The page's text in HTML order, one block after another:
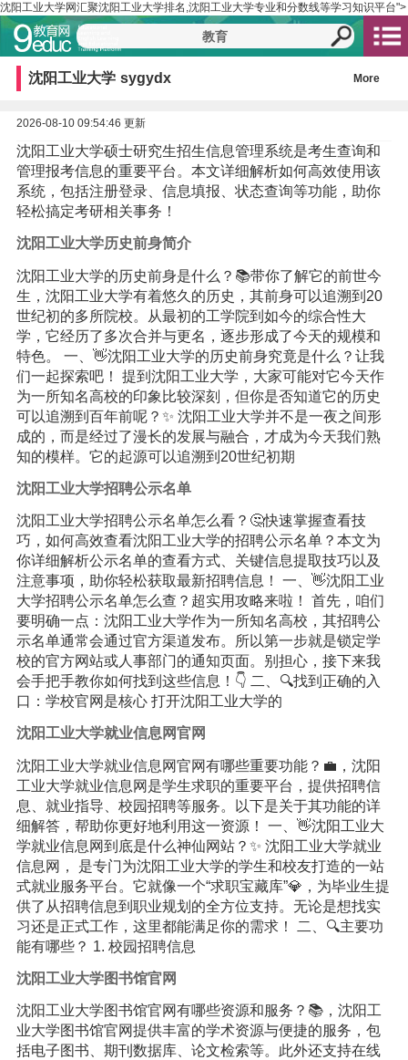
沈阳工业大学网汇聚沈阳工业大学排名,沈阳工业大学专业和分数线等学习知识平台">
沈阳工业大学 sygydx More
2026-08-10 09:54:46 更新
沈阳工业大学硕士研究生招生信息管理系统是考生查询和
管理报考信息的重要平台。本文详细解析如何高效使用该
系统，包括注册登录、信息填报、状态查询等功能，助你
轻松搞定考研相关事务！
沈阳工业大学历史前身简介
沈阳工业大学的历史前身是什么？📚带你了解它的前世今
生，沈阳工业大学有着悠久的历史，其前身可以追溯到20
世纪初的多所院校。从最初的工学院到如今的综合性大
学，它经历了多次合并与更名，逐步形成了今天的规模和
特色。 一、👋沈阳工业大学的历史前身究竟是什么？让我
们一起探索吧！ 提到沈阳工业大学，大家可能对它今天作
为一所知名高校的印象比较深刻，但你是否知道它的历史
可以追溯到百年前呢？✨ 沈阳工业大学并不是一夜之间形
成的，而是经过了漫长的发展与融合，才成为今天我们熟
知的模样。它的起源可以追溯到20世纪初期
沈阳工业大学招聘公示名单
沈阳工业大学招聘公示名单怎么看？🤔快速掌握查看技
巧，如何高效查看沈阳工业大学的招聘公示名单？本文为
你详细解析公示名单的查看方式、关键信息提取技巧以及
注意事项，助你轻松获取最新招聘信息！ 一、👋沈阳工业
大学招聘公示名单怎么查？超实用攻略来啦！ 首先，咱们
要明确一点：沈阳工业大学作为一所知名高校，其招聘公
示名单通常会通过官方渠道发布。所以第一步就是锁定学
校的官方网站或人事部门的通知页面。别担心，接下来我
会手把手教你如何找到这些信息！👇 二、🔍找到正确的入
口：学校官网是核心 打开沈阳工业大学的
沈阳工业大学就业信息网官网
沈阳工业大学就业信息网官网有哪些重要功能？💼，沈阳
工业大学就业信息网是学生求职的重要平台，提供招聘信
息、就业指导、校园招聘等服务。以下是关于其功能的详
细解答，帮助你更好地利用这一资源！ 一、👋沈阳工业大
学就业信息网到底是什么神仙网站？✨ 沈阳工业大学就业
信息网， 是专门为沈阳工业大学的学生和校友打造的一站
式就业服务平台。它就像一个“求职宝藏库”💎，为毕业生提
供了从招聘信息到职业规划的全方位支持。无论是想找实
习还是正式工作，这里都能满足你的需求！ 二、🔍主要功
能有哪些？ 1. 校园招聘信息
沈阳工业大学图书馆官网
沈阳工业大学图书馆官网有哪些资源和服务？📚，沈阳工
业大学图书馆官网提供丰富的学术资源与便捷的服务，包
括电子图书、期刊数据库、论文检索等。此外还支持在线